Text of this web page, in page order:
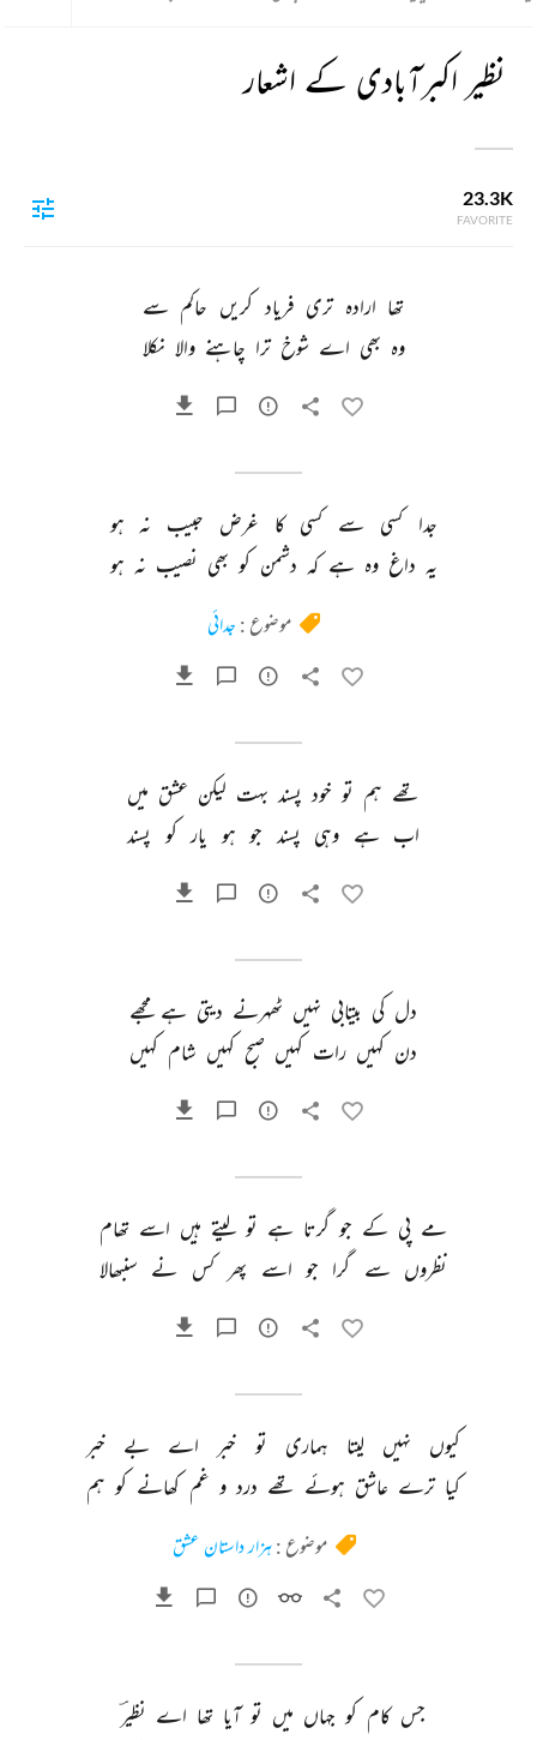
نظیر اکبرآبادی کے اشعار
23.3K
FAVORITE
تھا ارادہ تری فریاد کریں حاکم سے
وہ بھی اے شوخ ترا چاہنے والا نکلا
جدا کسی سے کسی کا غرض حبیب نہ ہو
یہ داغ وہ ہے کہ دشمن کو بھی نصیب نہ ہو
موضوع : جدائی
تھے ہم تو خود پسند بہت لیکن عشق میں
اب ہے وہی پسند جو ہو یار کو پسند
دل کی بیتابی نہیں ٹھہرنے دیتی ہے مجھے
دن کہیں رات کہیں صبح کہیں شام کہیں
مے پی کے جو گرتا ہے تو لیتے ہیں اسے تھام
نظروں سے گرا جو اسے پھر کس نے سنبھالا
کیوں نہیں لیتا ہماری تو خبر اے بے
خبر
کیا ترے عاشق ہوئے تھے درد و غم کھانے کو ہم
موضوع :ہزار داستان عشق
جس کام کو جہاں میں تو آیا تھا اے نظیرؔ